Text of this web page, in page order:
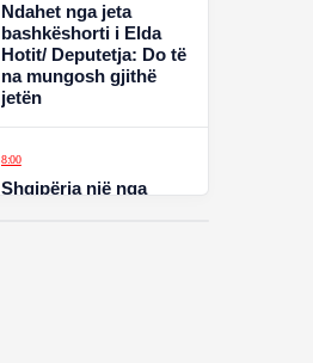
Ndahet nga jeta
bashkëshorti i Elda
Hotit/ Deputetja: Do të
na mungosh gjithë
jetën
8:00
Shqipëria një nga